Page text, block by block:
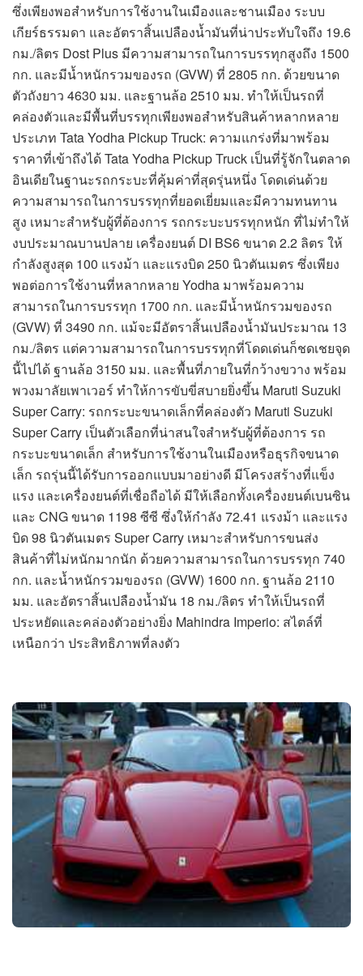
ซึ่งเพียงพอสำหรับการใช้งานในเมืองและชานเมือง ระบบ
เกียร์ธรรมดา และอัตราสิ้นเปลืองน้ำมันที่น่าประทับใจถึง 19.6
กม./ลิตร Dost Plus มีความสามารถในการบรรทุกสูงถึง 1500
กก. และมีน้ำหนักรวมของรถ (GVW) ที่ 2805 กก. ด้วยขนาด
ตัวถังยาว 4630 มม. และฐานล้อ 2510 มม. ทำให้เป็นรถที่
คล่องตัวและมีพื้นที่บรรทุกเพียงพอสำหรับสินค้าหลากหลาย
ประเภท Tata Yodha Pickup Truck: ความแกร่งที่มาพร้อม
ราคาที่เข้าถึงได้ Tata Yodha Pickup Truck เป็นที่รู้จักในตลาด
อินเดียในฐานะรถกระบะที่คุ้มค่าที่สุดรุ่นหนึ่ง โดดเด่นด้วย
ความสามารถในการบรรทุกที่ยอดเยี่ยมและมีความทนทาน
สูง เหมาะสำหรับผู้ที่ต้องการ รถกระบะบรรทุกหนัก ที่ไม่ทำให้
งบประมาณบานปลาย เครื่องยนต์ DI BS6 ขนาด 2.2 ลิตร ให้
กำลังสูงสุด 100 แรงม้า และแรงบิด 250 นิวตันเมตร ซึ่งเพียง
พอต่อการใช้งานที่หลากหลาย Yodha มาพร้อมความ
สามารถในการบรรทุก 1700 กก. และมีน้ำหนักรวมของรถ
(GVW) ที่ 3490 กก. แม้จะมีอัตราสิ้นเปลืองน้ำมันประมาณ 13
กม./ลิตร แต่ความสามารถในการบรรทุกที่โดดเด่นก็ชดเชยจุด
นี้ไปได้ ฐานล้อ 3150 มม. และพื้นที่ภายในที่กว้างขวาง พร้อม
พวงมาลัยเพาเวอร์ ทำให้การขับขี่สบายยิ่งขึ้น Maruti Suzuki
Super Carry: รถกระบะขนาดเล็กที่คล่องตัว Maruti Suzuki
Super Carry เป็นตัวเลือกที่น่าสนใจสำหรับผู้ที่ต้องการ รถ
กระบะขนาดเล็ก สำหรับการใช้งานในเมืองหรือธุรกิจขนาด
เล็ก รถรุ่นนี้ได้รับการออกแบบมาอย่างดี มีโครงสร้างที่แข็ง
แรง และเครื่องยนต์ที่เชื่อถือได้ มีให้เลือกทั้งเครื่องยนต์เบนซิน
และ CNG ขนาด 1198 ซีซี ซึ่งให้กำลัง 72.41 แรงม้า และแรง
บิด 98 นิวตันเมตร Super Carry เหมาะสำหรับการขนส่ง
สินค้าที่ไม่หนักมากนัก ด้วยความสามารถในการบรรทุก 740
กก. และน้ำหนักรวมของรถ (GVW) 1600 กก. ฐานล้อ 2110
มม. และอัตราสิ้นเปลืองน้ำมัน 18 กม./ลิตร ทำให้เป็นรถที่
ประหยัดและคล่องตัวอย่างยิ่ง Mahindra Imperio: สไตล์ที่
เหนือกว่า ประสิทธิภาพที่ลงตัว